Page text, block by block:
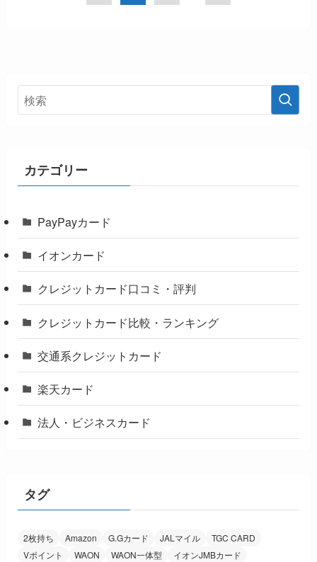
カテゴリー
PayPayカード
イオンカード
クレジットカード口コミ・評判
クレジットカード比較・ランキング
交通系クレジットカード
楽天カード
法人・ビジネスカード
タグ
2枚持ち Amazon G.Gカード JALマイル
TGC CARD
Vポイント
WAON WAON一体型
イオンJMBカード